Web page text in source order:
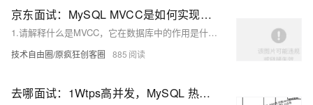
京东面试：MySQL MVCC是如何实现的？如何通过MVCC实现读已提交、可重复读隔离级别的？
1.请解释什么是MVCC，它在数据库中的作用是什么？ 2.在MySQL中，MVCC是如何实现的？请简述其工作原理。 3.MVCC是如何解决读-写和写-写冲突的？ 4.在并发环境中，当多个事务同时读取同一行数据时，MVCC是如何保证每个事务看到的数据版本是一致的？ 5.MVCC如何帮助提高数据库的并发性能？
技术自由圈/原疯狂创客圈 885
去哪面试：1Wtps高并发，MySQL 热点行 问题， 怎么解决？